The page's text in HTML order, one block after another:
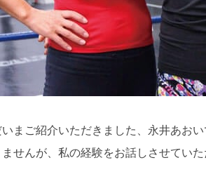
まご紹介いただきました、永井あお
せんが、私の経験をお話しさせてい